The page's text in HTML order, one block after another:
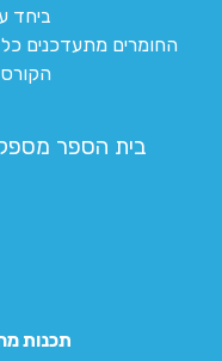
ביחד
החומרים מתעדכנים
בית הספר מספק
תכנות